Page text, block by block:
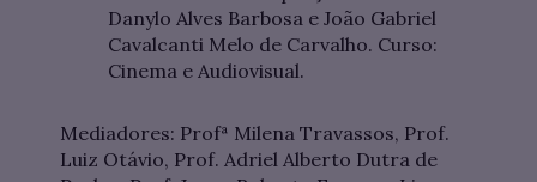
Danylo Alves Barbosa e João Gabriel
Cavalcanti Melo de Carvalho. Curso:
Cinema e Audiovisual.
Mediadores: Profª Milena Travassos, Prof.
Luiz Otávio, Prof. Adriel Alberto Dutra de